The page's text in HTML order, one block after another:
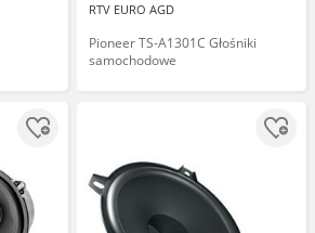
RTV EURO AGD
Pioneer TS-A1301C Głośniki
samochodowe